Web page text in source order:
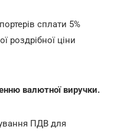
сплати 5%
роздрібної ціни
валютної виручки.
ПДВ для